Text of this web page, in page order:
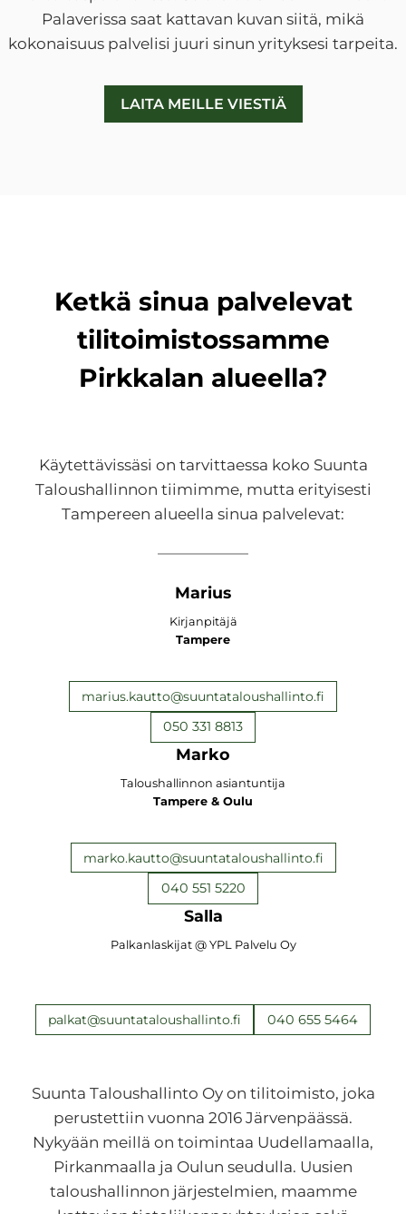
Palaverissa saat kattavan kuvan siitä, mikä
kokonaisuus palvelisi juuri sinun yrityksesi tarpeita.
LAITA MEILLE VIESTIÄ
Ketkä sinua palvelevat
tilitoimistossamme
Pirkkalan alueella?
Käytettävissäsi on tarvittaessa koko Suunta
Taloushallinnon tiimimme, mutta erityisesti
Tampereen alueella sinua palvelevat:
Marius
Kirjanpitäjä
Tampere
marius.kautto@suuntataloushallinto.fi
050 331 8813
Marko
Taloushallinnon asiantuntija
Tampere & Oulu
marko.kautto@suuntataloushallinto.fi
040 551 5220
Salla
Palkanlaskijat @ YPL Palvelu Oy
palkat@suuntataloushallinto.fi 040 655 5464
Suunta Taloushallinto Oy on tilitoimisto, joka
perustettiin vuonna 2016 Järvenpäässä.
Nykyään meillä on toimintaa Uudellamaalla,
Pirkanmaalla ja Oulun seudulla. Uusien
taloushallinnon järjestelmien, maamme